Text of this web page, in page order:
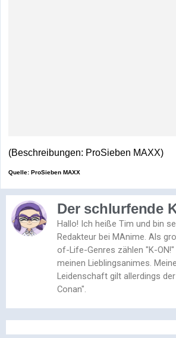
(Beschreibungen: ProSieben MAXX)
Quelle: ProSieben MAXX
Der schlurfende
Hallo! Ich heiße Tim und bin
Redakteur bei MAnime. Als
of-Life-Genres zählen "K-
meinen Lieblingsanimes.
Leidenschaft gilt allerdings
Conan".